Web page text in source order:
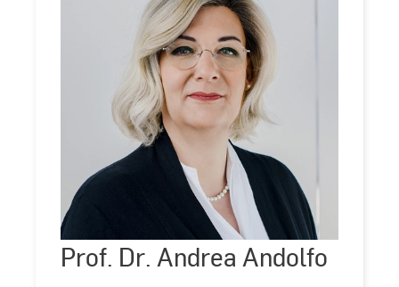
©
Kira
Jacobi
Prof. Dr. Andrea Andolfo
Prof.
Dr.
Andrea
Andolfo